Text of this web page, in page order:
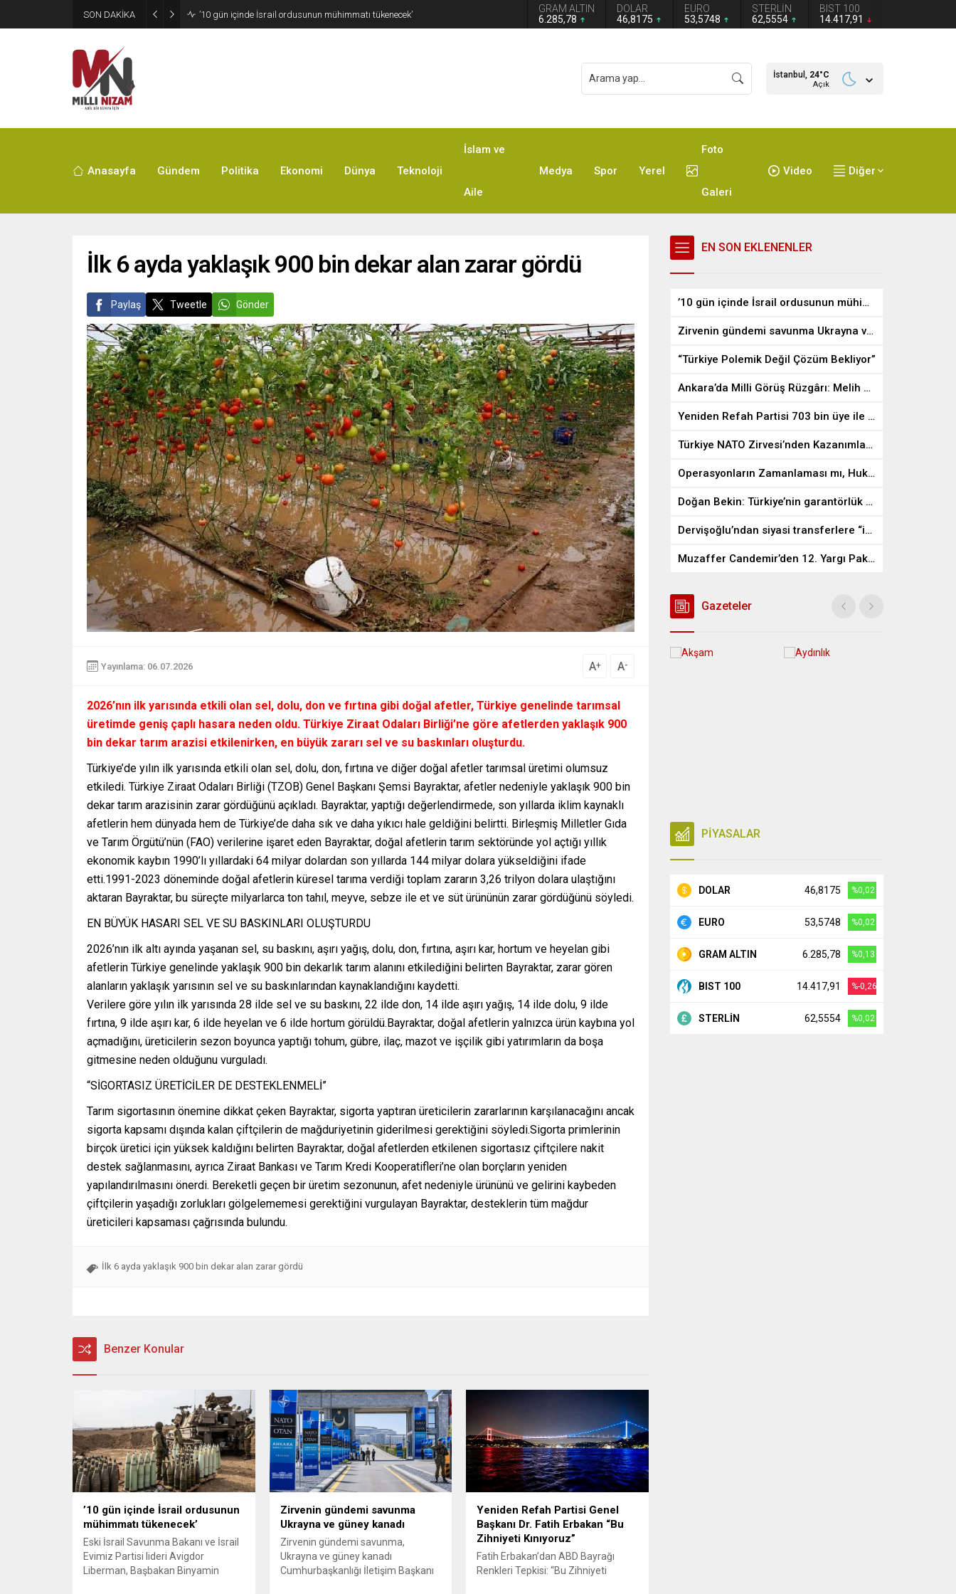
SON DAKİKA ’10 gün içinde İsrail ordusunun mühimmatı tükenecek’
GRAM ALTIN
6.285,78
DOLAR
46,8175
EURO
53,5748
STERLİN
62,5554
BIST 100
14.417,91
İstanbul, 24°C
Açık
Anasayfa Gündem Politika Ekonomi Dünya Teknoloji
İslam ve
Aile
Medya Spor Yerel
Foto
Galeri
Video Diğer
İlk 6 ayda yaklaşık 900 bin dekar alan zarar gördü
Paylaş Tweetle Gönder
Yayınlama: 06.07.2026 A+ A-
2026’nın ilk yarısında etkili olan sel, dolu, don ve fırtına gibi doğal afetler, Türkiye genelinde tarımsal
üretimde geniş çaplı hasara neden oldu. Türkiye Ziraat Odaları Birliği’ne göre afetlerden yaklaşık 900
bin dekar tarım arazisi etkilenirken, en büyük zararı sel ve su baskınları oluşturdu.
Türkiye’de yılın ilk yarısında etkili olan sel, dolu, don, fırtına ve diğer doğal afetler tarımsal üretimi olumsuz
etkiledi. Türkiye Ziraat Odaları Birliği (TZOB) Genel Başkanı Şemsi Bayraktar, afetler nedeniyle yaklaşık 900 bin
dekar tarım arazisinin zarar gördüğünü açıkladı. Bayraktar, yaptığı değerlendirmede, son yıllarda iklim kaynaklı
afetlerin hem dünyada hem de Türkiye’de daha sık ve daha yıkıcı hale geldiğini belirtti. Birleşmiş Milletler Gıda
ve Tarım Örgütü’nün (FAO) verilerine işaret eden Bayraktar, doğal afetlerin tarım sektöründe yol açtığı yıllık
ekonomik kaybın 1990’lı yıllardaki 64 milyar dolardan son yıllarda 144 milyar dolara yükseldiğini ifade
etti.1991-2023 döneminde doğal afetlerin küresel tarıma verdiği toplam zararın 3,26 trilyon dolara ulaştığını
aktaran Bayraktar, bu süreçte milyarlarca ton tahıl, meyve, sebze ile et ve süt ürününün zarar gördüğünü söyledi.
EN BÜYÜK HASARI SEL VE SU BASKINLARI OLUŞTURDU
2026’nın ilk altı ayında yaşanan sel, su baskını, aşırı yağış, dolu, don, fırtına, aşırı kar, hortum ve heyelan gibi
afetlerin Türkiye genelinde yaklaşık 900 bin dekarlık tarım alanını etkilediğini belirten Bayraktar, zarar gören
alanların yaklaşık yarısının sel ve su baskınlarından kaynaklandığını kaydetti.
Verilere göre yılın ilk yarısında 28 ilde sel ve su baskını, 22 ilde don, 14 ilde aşırı yağış, 14 ilde dolu, 9 ilde
fırtına, 9 ilde aşırı kar, 6 ilde heyelan ve 6 ilde hortum görüldü.Bayraktar, doğal afetlerin yalnızca ürün kaybına yol
açmadığını, üreticilerin sezon boyunca yaptığı tohum, gübre, ilaç, mazot ve işçilik gibi yatırımların da boşa
gitmesine neden olduğunu vurguladı.
“SİGORTASIZ ÜRETİCİLER DE DESTEKLENMELİ”
Tarım sigortasının önemine dikkat çeken Bayraktar, sigorta yaptıran üreticilerin zararlarının karşılanacağını ancak
sigorta kapsamı dışında kalan çiftçilerin de mağduriyetinin giderilmesi gerektiğini söyledi.Sigorta primlerinin
birçok üretici için yüksek kaldığını belirten Bayraktar, doğal afetlerden etkilenen sigortasız çiftçilere nakit
destek sağlanmasını, ayrıca Ziraat Bankası ve Tarım Kredi Kooperatifleri’ne olan borçların yeniden
yapılandırılmasını önerdi. Bereketli geçen bir üretim sezonunun, afet nedeniyle ürününü ve gelirini kaybeden
çiftçilerin yaşadığı zorlukları gölgelememesi gerektiğini vurgulayan Bayraktar, desteklerin tüm mağdur
üreticileri kapsaması çağrısında bulundu.
İlk 6 ayda yaklaşık 900 bin dekar alan zarar gördü
Benzer Konular
’10 gün içinde İsrail ordusunun
mühimmatı tükenecek’
Eski İsrail Savunma Bakanı ve İsrail
Evimiz Partisi lideri Avigdor
Liberman, Başbakan Binyamin
Zirvenin gündemi savunma
Ukrayna ve güney kanadı
Zirvenin gündemi savunma,
Ukrayna ve güney kanadı
Cumhurbaşkanlığı İletişim Başkanı
Yeniden Refah Partisi Genel
Başkanı Dr. Fatih Erbakan “Bu
Zihniyeti Kınıyoruz”
Fatih Erbakan’dan ABD Bayrağı
Renkleri Tepkisi: “Bu Zihniyeti
EN SON EKLENENLER
’10 gün içinde İsrail ordusunun mühimmatı tükenecek’
Zirvenin gündemi savunma Ukrayna ve güney kanadı
“Türkiye Polemik Değil Çözüm Bekliyor”
Ankara’da Milli Görüş Rüzgârı: Melih Güner Dur Durak Bilmiyor
Yeniden Refah Partisi 703 bin üye ile Türkiye’nin en büyük 3. Partisi oldu
Türkiye NATO Zirvesi’nden Kazanımlarla Ayrılmalı
Operasyonların Zamanlaması mı, Hukukun Zamanı mı?
Doğan Bekin: Türkiye’nin garantörlük hakkını devre dışı bırakacak hiçbir plan kabul edilemez
Dervişoğlu’ndan siyasi transferlere “iki T” tepkisi: Açığınız varsa siyaseti bırakın
Muzaffer Candemir’den 12. Yargı Paketi’ne Sert Eleştiri
Gazeteler
PİYASALAR
DOLAR 46,8175 %0,02
EURO 53,5748 %0,02
GRAM ALTIN 6.285,78 %0,13
BIST 100 14.417,91 %-0,26
STERLİN 62,5554 %0,02